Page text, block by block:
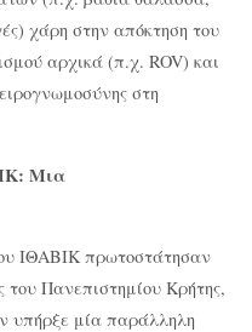
χάρη στην απόκτηση του
αρχικά (π.χ. ROV) και
στη
Μια
ΙΘΑΒΙΚ πρωτοστάτησαν
του Πανεπιστημίου Κρήτης,
υπήρξε μία παράλληλη